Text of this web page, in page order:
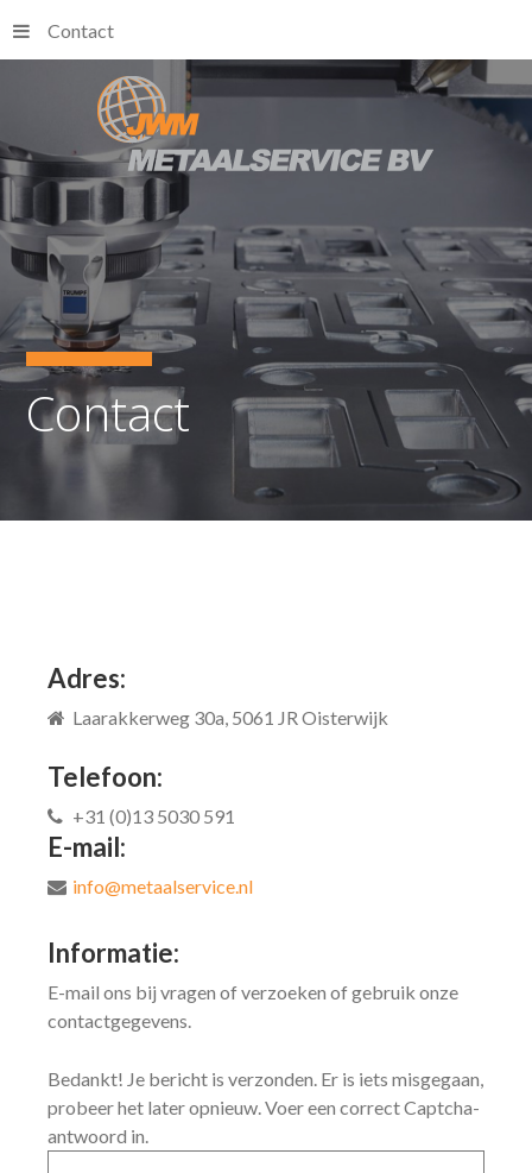
Contact
Contact
Adres:
Laarakkerweg 30a, 5061 JR Oisterwijk
Telefoon:
+31 (0)13 5030 591
E-mail:
info@metaalservice.nl
Informatie:
E-mail ons bij vragen of verzoeken of gebruik onze
contactgegevens.
Bedankt! Je bericht is verzonden. Er is iets misgegaan,
probeer het later opnieuw.Voer een correct Captcha-
antwoord in.